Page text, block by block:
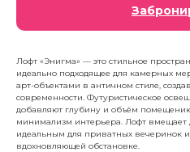
Лофт «Энигма» — это стильное
идеально подходящее для камерных
арт-объектами в античном стиле,
современности. Футуристическое
добавляют глубину и объём
минимализм интерьера. Лофт вмещает
идеальным для приватных вечеринок
вдохновляющей обстановке.